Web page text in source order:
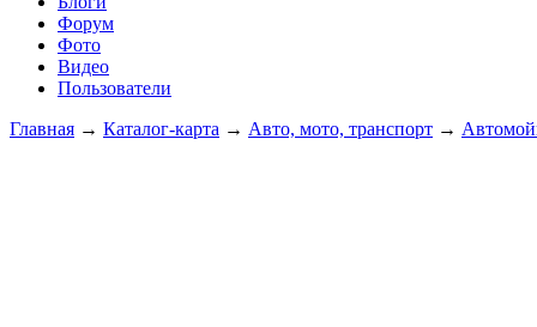
Форум
Фото
Видео
Пользователи
Главная → Каталог-карта → Авто, мото, транспорт →